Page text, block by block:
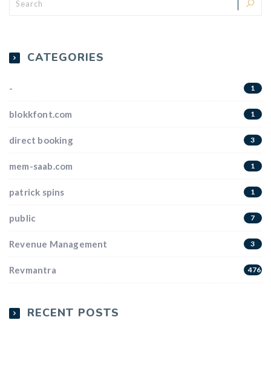
CATEGORIES
- 1
blokkfont.com 1
direct booking 3
mem-saab.com 1
patrick spins 1
public 7
Revenue Management 3
Revmantra 4763
RECENT POSTS